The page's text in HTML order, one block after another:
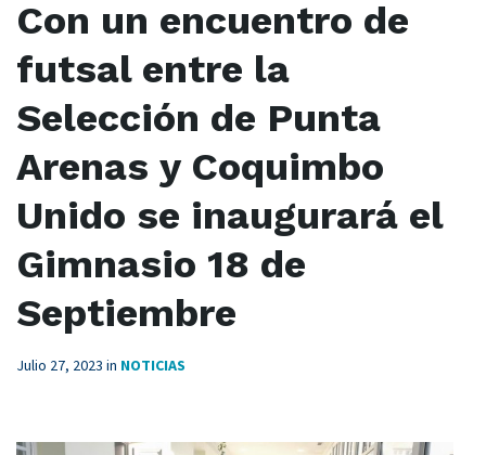
Con un encuentro de
futsal entre la
Selección de Punta
Arenas y Coquimbo
Unido se inaugurará el
Gimnasio 18 de
Septiembre
Julio 27, 2023 in NOTICIAS